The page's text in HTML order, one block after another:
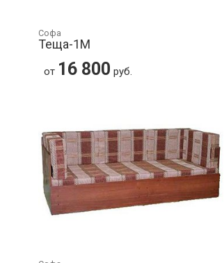
Софа
Теща-1М
от 16 800 руб.